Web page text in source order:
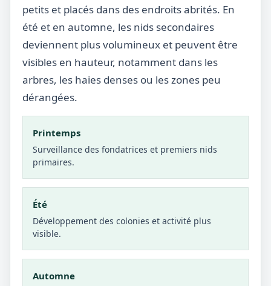
petits et placés dans des endroits abrités. En
été et en automne, les nids secondaires
deviennent plus volumineux et peuvent être
visibles en hauteur, notamment dans les
arbres, les haies denses ou les zones peu
dérangées.
Printemps
Surveillance des fondatrices et premiers nids
primaires.
Été
Développement des colonies et activité plus
visible.
Automne